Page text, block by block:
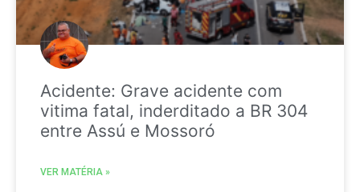
Acidente: Grave acidente com
vitima fatal, inderditado a BR 304
entre Assú e Mossoró
VER MATÉRIA »